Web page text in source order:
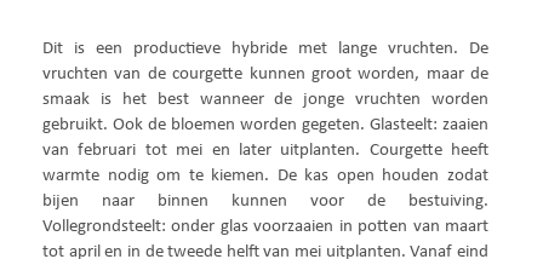
Dit is een productieve hybride met lange vruchten. De
vruchten van de courgette kunnen groot worden, maar de
smaak is het best wanneer de jonge vruchten worden
gebruikt. Ook de bloemen worden gegeten. Glasteelt: zaaien
van februari tot mei en later uitplanten. Courgette heeft
warmte nodig om te kiemen. De kas open houden zodat
bijen naar binnen kunnen voor de bestuiving.
Vollegrondsteelt: onder glas voorzaaien in potten van maart
tot april en in de tweede helft van mei uitplanten. Vanaf eind